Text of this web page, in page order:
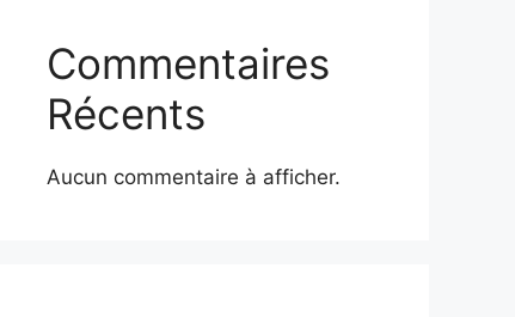
Commentaires
Récents
Aucun commentaire à afficher.